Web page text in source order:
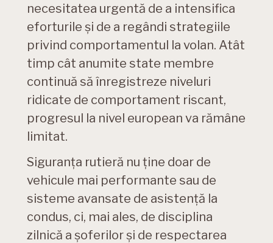
necesitatea urgentă de a intensifica
eforturile și de a regândi strategiile
privind comportamentul la volan. Atât
timp cât anumite state membre
continuă să înregistreze niveluri
ridicate de comportament riscant,
progresul la nivel european va rămâne
limitat.
Siguranța rutieră nu ține doar de
vehicule mai performante sau de
sisteme avansate de asistență la
condus, ci, mai ales, de disciplina
zilnică a șoferilor și de respectarea